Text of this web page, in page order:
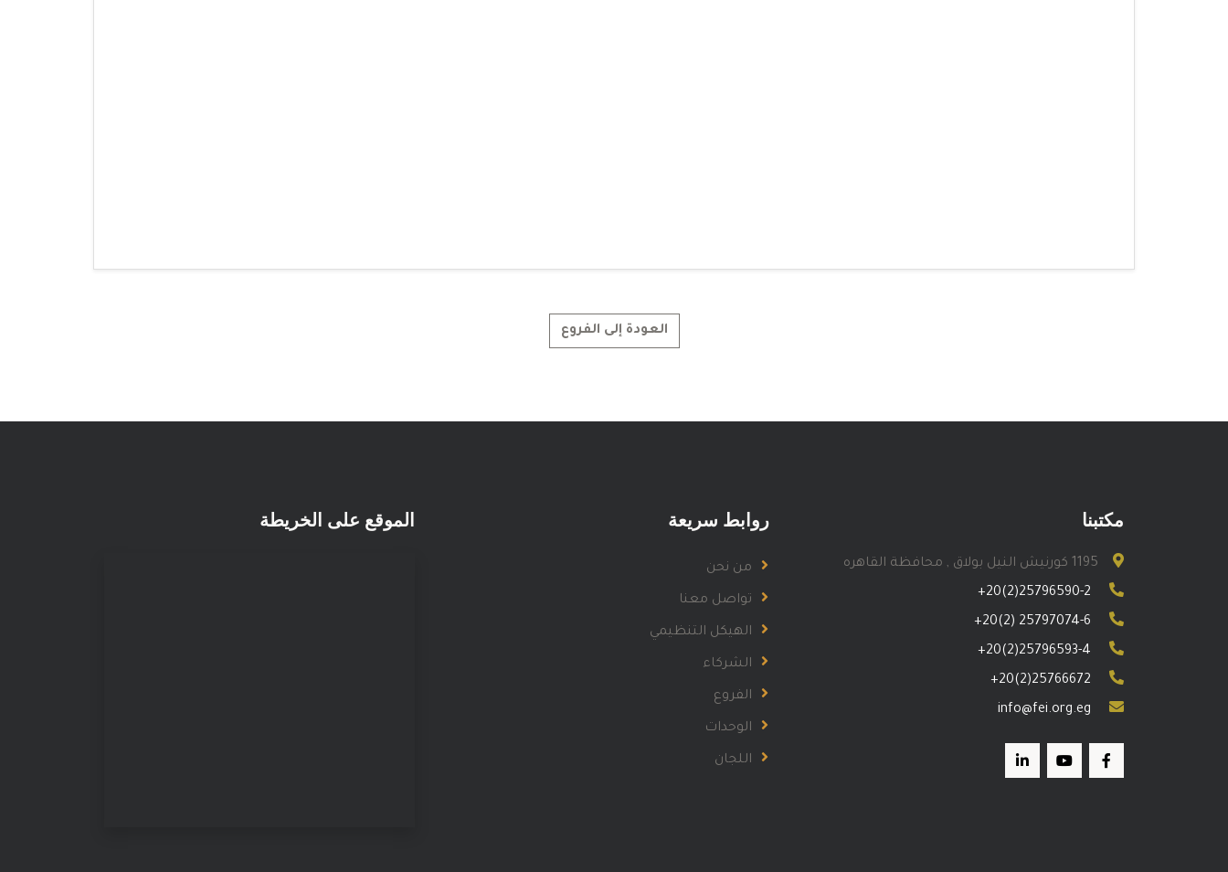
العودة إلى الفروع
مكتبنا
1195 كورنيش النيل بولاق , محافظة القاهره
+20(2)25796590-2
+20(2) 25797074-6
+20(2)25796593-4
+20(2)25766672
info@fei.org.eg
روابط سريعة
من نحن
تواصل معنا
الهيكل التنظيمي
الشركاء
الفروع
الوحدات
اللجان
الموقع على الخريطة